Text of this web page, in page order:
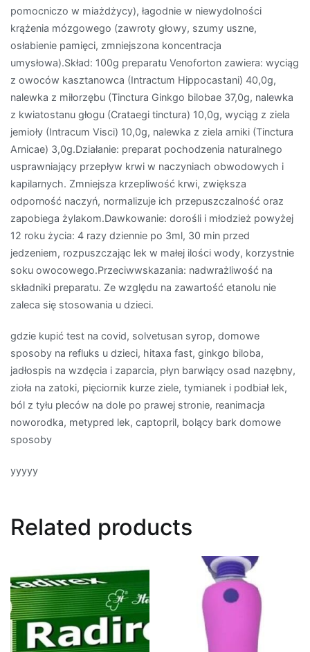
pomocniczo w miażdżycy), łagodnie w niewydolności
krążenia mózgowego (zawroty głowy, szumy uszne,
osłabienie pamięci, zmniejszona koncentracja
umysłowa).Skład: 100g preparatu Venoforton zawiera: wyciąg
z owoców kasztanowca (Intractum Hippocastani) 40,0g,
nalewka z miłorzębu (Tinctura Ginkgo bilobae 37,0g, nalewka
z kwiatostanu głogu (Crataegi tinctura) 10,0g, wyciąg z ziela
jemioły (Intracum Visci) 10,0g, nalewka z ziela arniki (Tinctura
Arnicae) 3,0g.Działanie: preparat pochodzenia naturalnego
usprawniający przepływ krwi w naczyniach obwodowych i
kapilarnych. Zmniejsza krzepliwość krwi, zwiększa
odporność naczyń, normalizuje ich przepuszczalność oraz
zapobiega żylakom.Dawkowanie: dorośli i młodzież powyżej
12 roku życia: 4 razy dziennie po 3ml, 30 min przed
jedzeniem, rozpuszczając lek w małej ilości wody, korzystnie
soku owocowego.Przeciwwskazania: nadwrażliwość na
składniki preparatu. Ze względu na zawartość etanolu nie
zaleca się stosowania u dzieci.
gdzie kupić test na covid, solvetusan syrop, domowe
sposoby na refluks u dzieci, hitaxa fast, ginkgo biloba,
jadłospis na wzdęcia i zaparcia, płyn barwiący osad nazębny,
zioła na zatoki, pięciornik kurze ziele, tymianek i podbiał lek,
ból z tyłu pleców na dole po prawej stronie, reanimacja
noworodka, metypred lek, captopril, bolący bark domowe
sposoby
yyyyy
Related products